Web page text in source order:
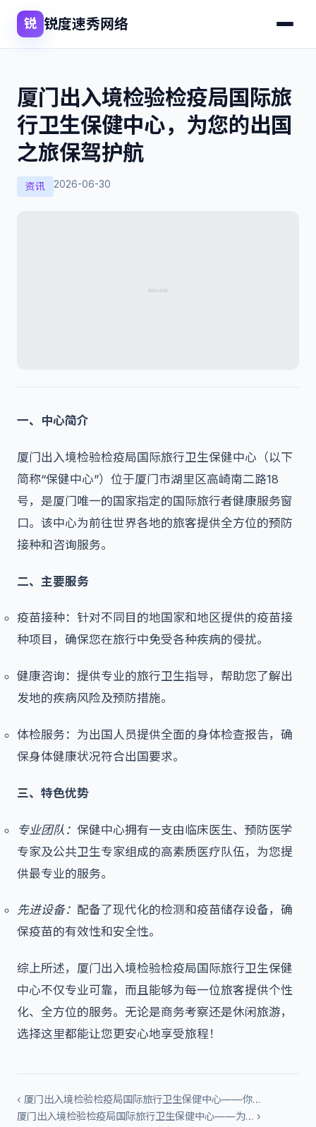
锐 锐度速秀网络
厦门出入境检验检疫局国际旅
行卫生保健中心，为您的出国
之旅保驾护航
资讯 2026-06-30
一、中心简介
厦门出入境检验检疫局国际旅行卫生保健中心（以下
简称“保健中心”）位于厦门市湖里区高崎南二路18
号，是厦门唯一的国家指定的国际旅行者健康服务窗
口。该中心为前往世界各地的旅客提供全方位的预防
接种和咨询服务。
二、主要服务
疫苗接种：针对不同目的地国家和地区提供的疫苗接
种项目，确保您在旅行中免受各种疾病的侵扰。
健康咨询：提供专业的旅行卫生指导，帮助您了解出
发地的疾病风险及预防措施。
体检服务：为出国人员提供全面的身体检查报告，确
保身体健康状况符合出国要求。
三、特色优势
专业团队： 保健中心拥有一支由临床医生、预防医学
专家及公共卫生专家组成的高素质医疗队伍，为您提
供最专业的服务。
先进设备： 配备了现代化的检测和疫苗储存设备，确
保疫苗的有效性和安全性。
综上所述，厦门出入境检验检疫局国际旅行卫生保健
中心不仅专业可靠，而且能够为每一位旅客提供个性
化、全方位的服务。无论是商务考察还是休闲旅游，
选择这里都能让您更安心地享受旅程！
‹ 厦门出入境检验检疫局国际旅行卫生保健中心——你…
厦门出入境检验检疫局国际旅行卫生保健中心——为… ›